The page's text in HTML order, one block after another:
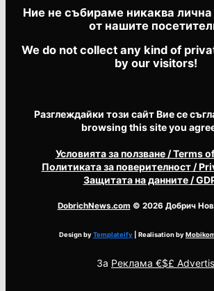
Ние не събираме никаква
от нашите
We do not collect any kind of
by our visitors!
Разглеждайки този сайт Вие се
browsing this site you
Условията за ползване/ Terms
Политиката за поверителност/
Защитата на данните/
DobrichNews.com © 2026 Добрич
Design byTemplateify | Realisation by
За Реклама €$£ Advertis